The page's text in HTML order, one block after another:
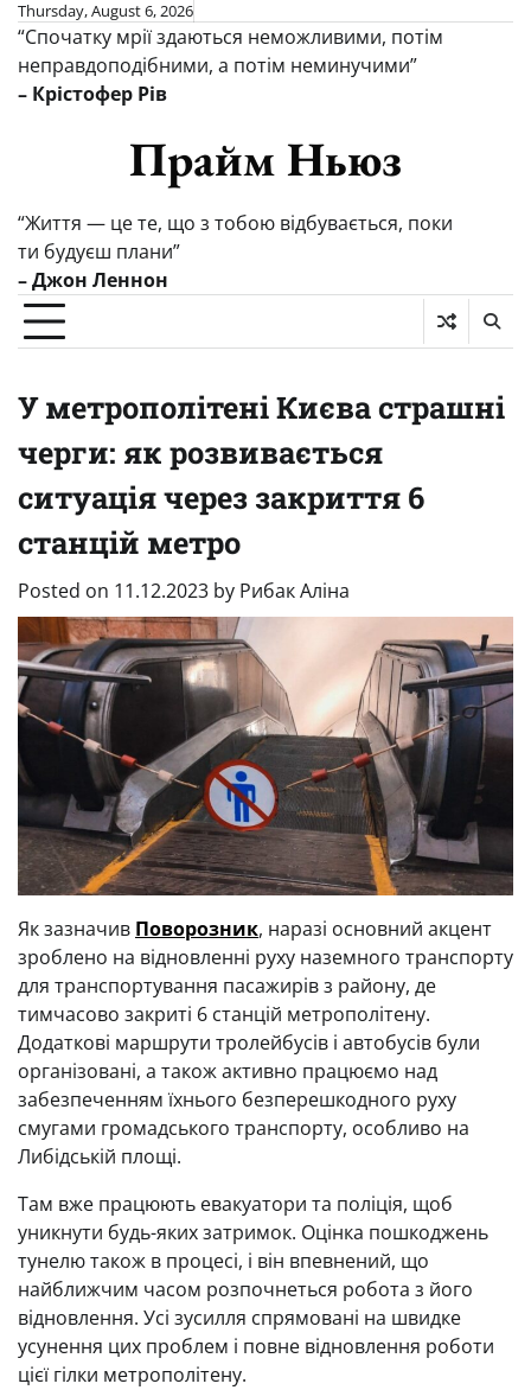
Skip
content
Thursday, August 6, 2026
“Спочатку мрії здаються неможливими, потім
неправдоподібними, а потім неминучими”
– Крістофер Рів
Прайм Ньюз
“Життя — це те, що з тобою відбувається, поки
ти будуєш плани”
– Джон Леннон
У метрополітені Києва страшні
черги: як розвивається
ситуація через закриття 6
станцій метро
Posted on 11.12.2023 by Рибак Аліна
Як зазначив Поворозник, наразі основний акцент
зроблено на відновленні руху наземного транспорту
для транспортування пасажирів з району, де
тимчасово закриті 6 станцій метрополітену.
Додаткові маршрути тролейбусів і автобусів були
організовані, а також активно працюємо над
забезпеченням їхнього безперешкодного руху
смугами громадського транспорту, особливо на
Либідській площі.
Там вже працюють евакуатори та поліція, щоб
уникнути будь-яких затримок. Оцінка пошкоджень
тунелю також в процесі, і він впевнений, що
найближчим часом розпочнеться робота з його
відновлення. Усі зусилля спрямовані на швидке
усунення цих проблем і повне відновлення роботи
цієї гілки метрополітену.